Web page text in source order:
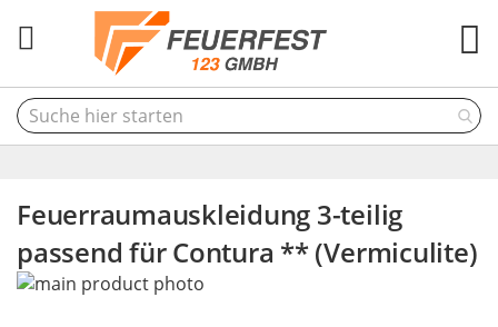
Feuerraumauskleidung 3-teilig
passend für Contura ** (Vermiculite)
Skip